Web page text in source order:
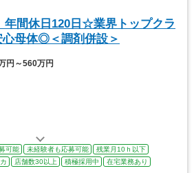
年間休日120日☆業界トップクラ
母体◎＜調剤併設＞
円～560万円
可能 未経験者も応募可能
残業月10ｈ以下
店舗数30以上 積極採用中
在宅業務あり